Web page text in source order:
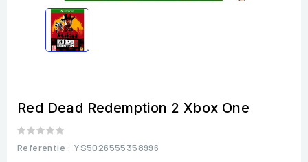
Red Dead Redemption 2 Xbox One
Referentie : YS5026555358996